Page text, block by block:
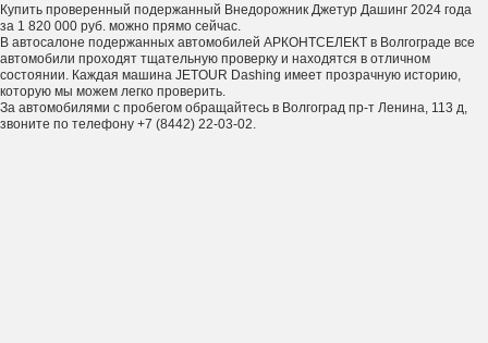
Купить проверенный подержанный Внедорожник Джетур Дашинг 2024 года
за 1 820 000 руб. можно прямо сейчас.
В автосалоне подержанных автомобилей АРКОНТСЕЛЕКТ в Волгограде все
автомобили проходят тщательную проверку и находятся в отличном
состоянии. Каждая машина JETOUR Dashing имеет прозрачную историю,
которую мы можем легко проверить.
За автомобилями с пробегом обращайтесь в Волгоград пр-т Ленина, 113 д,
звоните по телефону +7 (8442) 22-03-02.